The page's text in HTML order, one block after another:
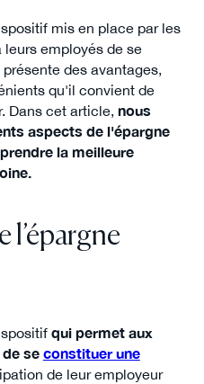
mis en place par les
employés de se
des avantages,
qu'il convient de
Dans cet article, nous
aspects de l'épargne
la meilleure
l’épargne
qui permet aux
se constituer une
de leur employeur